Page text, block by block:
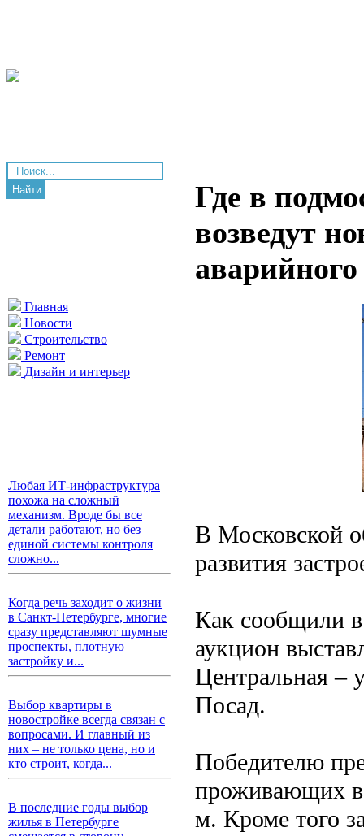
Найти
Главная
Новости
Строительство
Ремонт
Дизайн и интерьер
Любая ИТ-инфраструктура
похожа на сложный
механизм. Вроде бы все
детали работают, но без
единой системы контроля
сложно...
Когда речь заходит о жизни
в Санкт-Петербурге, многие
сразу представляют шумные
проспекты, плотную
застройку и...
Выбор квартиры в
новостройке всегда связан с
вопросами. И главный из
них – не только цена, но и
кто строит, когда...
В последние годы выбор
жилья в Петербурге
Где в
возведут
В Московской
развития
Как сообщили в
аукцион
Центральная –
Посад.
Победителю
проживающих
м. Кроме того